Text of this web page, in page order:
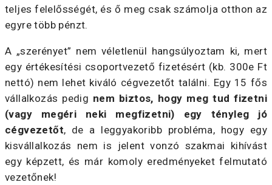
teljes felelősségét, és ő meg csak számolja otthon az
egyre több pénzt.
A „szerényet” nem véletlenül hangsúlyoztam ki, mert
egy értékesítési csoportvezető fizetésért (kb. 300e Ft
nettó) nem lehet kiváló cégvezetőt találni. Egy 15 fős
vállalkozás pedig nem biztos, hogy meg tud fizetni
(vagy megéri neki megfizetni) egy tényleg jó
cégvezetőt, de a leggyakoribb probléma, hogy egy
kisvállalkozás nem is jelent vonzó szakmai kihívást
egy képzett, és már komoly eredményeket felmutató
vezetőnek!